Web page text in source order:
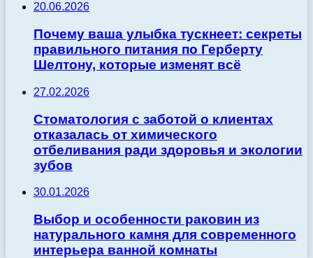
20.06.2026
Почему ваша улыбка тускнеет: секреты
правильного питания по Герберту
Шелтону, которые изменят всё
27.02.2026
Стоматология с заботой о клиентах
отказалась от химического
отбеливания ради здоровья и экологии
зубов
30.01.2026
Выбор и особенности раковин из
натурального камня для современного
интерьера ванной комнаты